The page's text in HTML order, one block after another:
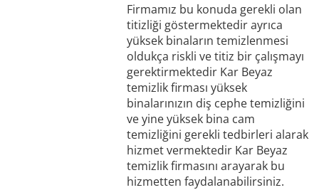
Firmamız bu konuda gerekli olan
titizliği göstermektedir ayrıca
yüksek binaların temizlenmesi
oldukça riskli ve titiz bir çalışmayı
gerektirmektedir Kar Beyaz
temizlik firması yüksek
binalarınızın diş cephe temizliğini
ve yine yüksek bina cam
temizliğini gerekli tedbirleri alarak
hizmet vermektedir Kar Beyaz
temizlik firmasını arayarak bu
hizmetten faydalanabilirsiniz.